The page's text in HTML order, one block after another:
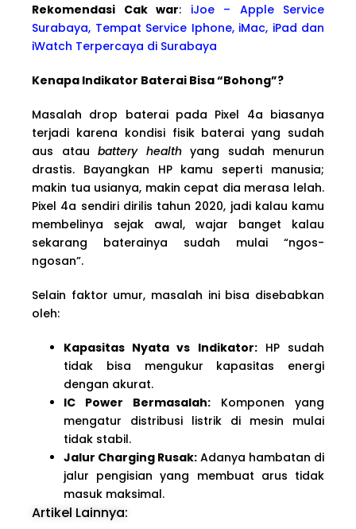
Rekomendasi Cak war: iJoe – Apple Service
Surabaya, Tempat Service Iphone, iMac, iPad dan
iWatch Terpercaya di Surabaya
Kenapa Indikator Baterai Bisa “Bohong”?
Masalah drop baterai pada Pixel 4a biasanya
terjadi karena kondisi fisik baterai yang sudah
aus atau battery healthyang sudah menurun
drastis. Bayangkan HP kamu seperti manusia;
makin tua usianya, makin cepat dia merasa lelah.
Pixel 4a sendiri dirilis tahun 2020, jadi kalau kamu
membelinya sejak awal, wajar banget kalau
sekarang baterainya sudah mulai “ngos-
ngosan”.
Selain faktor umur, masalah ini bisa disebabkan
oleh:
Kapasitas Nyata vs Indikator:HP sudah
tidak bisa mengukur kapasitas energi
dengan akurat.
IC Power Bermasalah: Komponen yang
mengatur distribusi listrik di mesin mulai
tidak stabil.
Jalur Charging Rusak: Adanya hambatan di
jalur pengisian yang membuat arus tidak
masuk maksimal.
Artikel Lainnya: